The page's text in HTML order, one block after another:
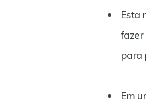
Esta
fazer
para
Em